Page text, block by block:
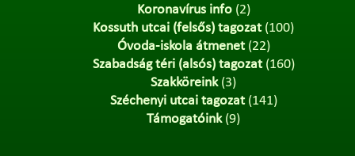
Koronavírus info(2)
Kossuth utcai (felsős) tagozat(100)
Óvoda-iskola átmenet(22)
Szabadság téri (alsós) tagozat(160)
Szakköreink(3)
Széchenyi utcai tagozat(141)
Támogatóink(9)